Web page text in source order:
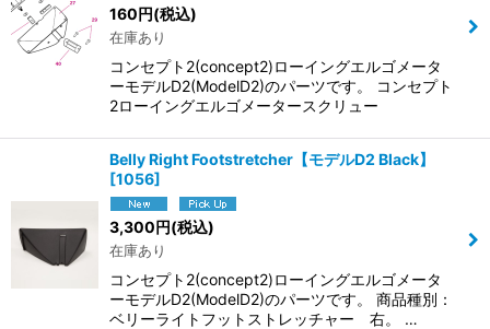
160円(税込)
在庫あり
コンセプト2(concept2)ローイングエルゴメータ
ーモデルD2(ModelD2)のパーツです。 コンセプト
2ローイングエルゴメータースクリュー
Belly Right Footstretcher【モデルD2 Black】
[1056]
3,300円(税込)
在庫あり
コンセプト2(concept2)ローイングエルゴメータ
ーモデルD2(ModelD2)のパーツです。 商品種別：
ベリーライトフットストレッチャー 右。 …